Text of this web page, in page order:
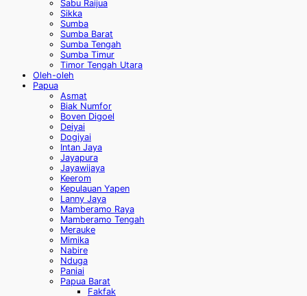
Sabu Raijua
Sikka
Sumba
Sumba Barat
Sumba Tengah
Sumba Timur
Timor Tengah Utara
Oleh-oleh
Papua
Asmat
Biak Numfor
Boven Digoel
Deiyai
Dogiyai
Intan Jaya
Jayapura
Jayawijaya
Keerom
Kepulauan Yapen
Lanny Jaya
Mamberamo Raya
Mamberamo Tengah
Merauke
Mimika
Nabire
Nduga
Paniai
Papua Barat
Fakfak